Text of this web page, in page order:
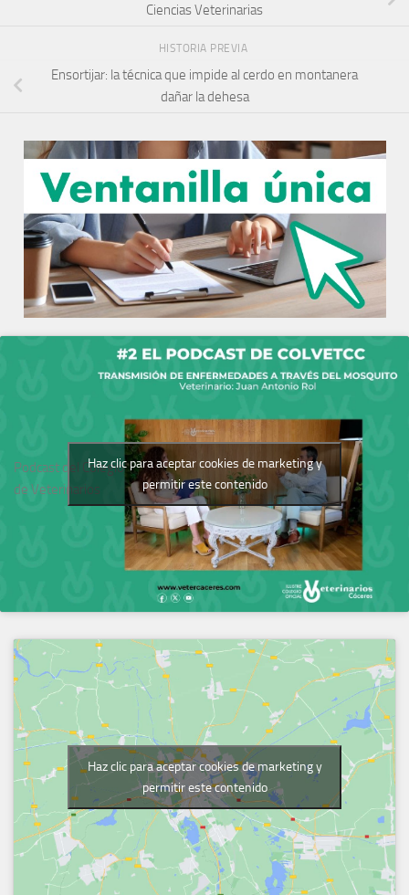
Ciencias Veterinarias
HISTORIA PREVIA
Ensortijar: la técnica que impide al cerdo en montanera
dañar la dehesa
Podcast del Colegio
de Veterinarios
Haz clic para aceptar cookies de marketing y
permitir este contenido
Haz clic para aceptar cookies de marketing y
permitir este contenido